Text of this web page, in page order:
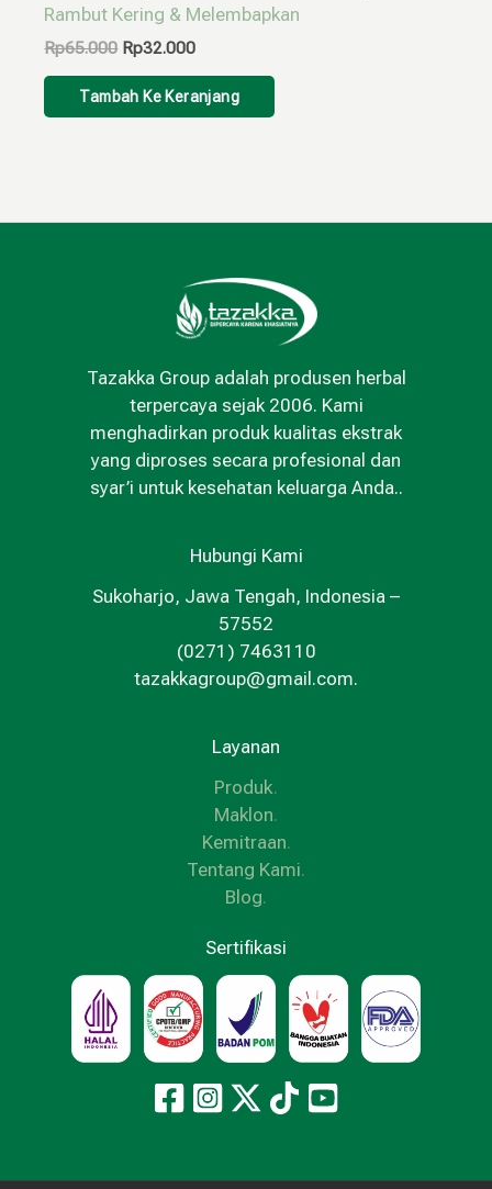
Rambut Kering & Melembapkan
Rp65.000 Rp32.000
Tambah Ke Keranjang
Tazakka Group adalah produsen herbal
terpercaya sejak 2006. Kami
menghadirkan produk kualitas ekstrak
yang diproses secara profesional dan
syar’i untuk kesehatan keluarga Anda..
Hubungi Kami
Sukoharjo, Jawa Tengah, Indonesia –
57552
(0271) 7463110
tazakkagroup@gmail.com.
Layanan
Produk.
Maklon.
Kemitraan.
Tentang Kami.
Blog.
Sertifikasi